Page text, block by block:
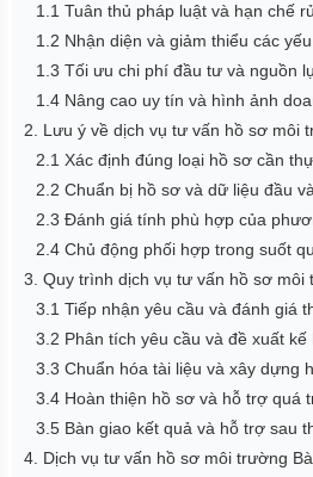
1.1 Tuân thủ pháp luật và hạn chế
1.2 Nhận diện và giảm thiểu các
1.3 Tối ưu chi phí đầu tư và nguồn
1.4 Nâng cao uy tín và hình ảnh
2. Lưu ý về dịch vụ tư vấn hồ sơ môi
2.1 Xác định đúng loại hồ sơ cần
2.2 Chuẩn bị hồ sơ và dữ liệu đầu
2.3 Đánh giá tính phù hợp của
2.4 Chủ động phối hợp trong suốt
3. Quy trình dịch vụ tư vấn hồ sơ môi
3.1 Tiếp nhận yêu cầu và đánh giá
3.2 Phân tích yêu cầu và đề xuất kế
3.3 Chuẩn hóa tài liệu và xây dựng
3.4 Hoàn thiện hồ sơ và hỗ trợ quá
3.5 Bàn giao kết quả và hỗ trợ sau
4. Dịch vụ tư vấn hồ sơ môi trường